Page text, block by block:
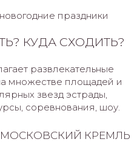
КУДА СХОДИТЬ?
развлекательные
множестве площадей и
звезд эстрады,
соревнования, шоу.
КРЕМЛЬ